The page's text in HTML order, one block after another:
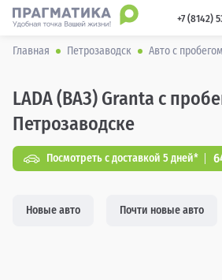
+7 (8142)
Главная Петрозаводск Авто с пробегом
LADA (ВАЗ) Granta с
Петрозаводске
Посмотреть с доставкой 5 дней*
Новые авто Почти новые авто